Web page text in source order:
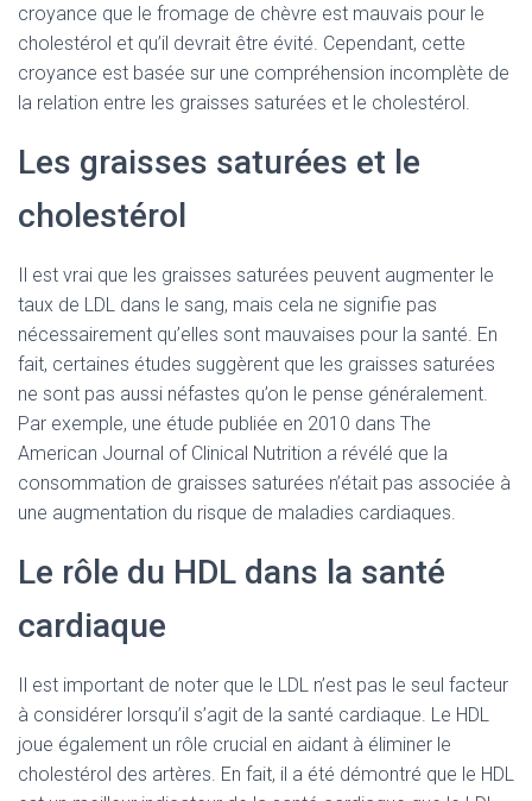
croyance que le fromage de chèvre est mauvais pour le
cholestérol et qu’il devrait être évité. Cependant, cette
croyance est basée sur une compréhension incomplète de
la relation entre les graisses saturées et le cholestérol.
Les graisses saturées et le
cholestérol
Il est vrai que les graisses saturées peuvent augmenter le
taux de LDL dans le sang, mais cela ne signifie pas
nécessairement qu’elles sont mauvaises pour la santé. En
fait, certaines études suggèrent que les graisses saturées
ne sont pas aussi néfastes qu’on le pense généralement.
Par exemple, une étude publiée en 2010 dans The
American Journal of Clinical Nutrition a révélé que la
consommation de graisses saturées n’était pas associée à
une augmentation du risque de maladies cardiaques.
Le rôle du HDL dans la santé
cardiaque
Il est important de noter que le LDL n’est pas le seul facteur
à considérer lorsqu’il s’agit de la santé cardiaque. Le HDL
joue également un rôle crucial en aidant à éliminer le
cholestérol des artères. En fait, il a été démontré que le HDL